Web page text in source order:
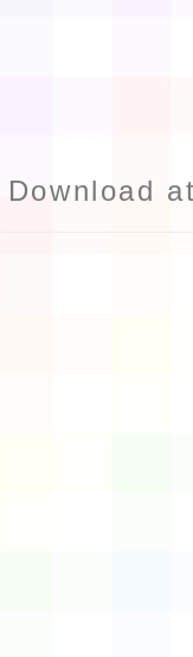
Download